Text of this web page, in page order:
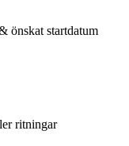
önskat startdatum
ritningar